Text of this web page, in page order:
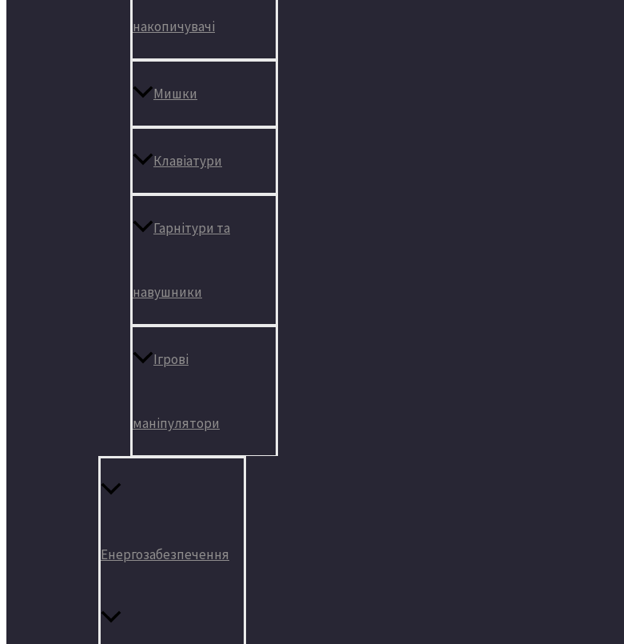
накопичувачі
Мишки
Клавіатури
Гарнітури та
навушники
Ігрові
маніпулятори
Енергозабезпечення